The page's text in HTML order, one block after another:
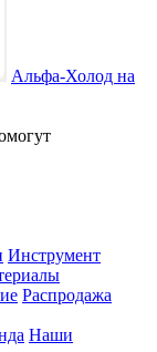
Альфа-Холод на
Инструмент
Распродажа
Наши